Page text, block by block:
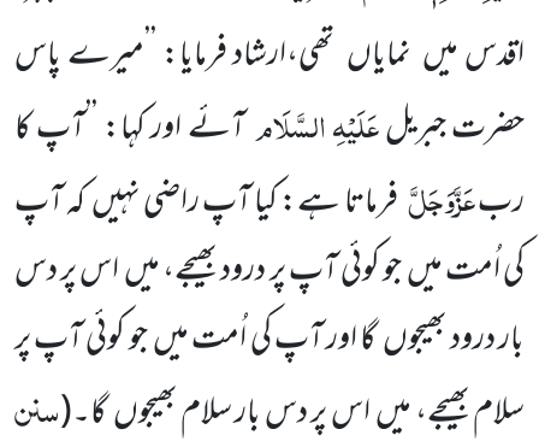
اقدس میں نمایاں تھی،ارشاد فرمایا: ’’میرے پاس
حضرت جبریلعَلَیْہِ السَّلَامآئے اور کہا: ’’آپ کا
ربعَزَّوَجَلَّفرماتا ہے: کیا آپ راضی نہیں کہ آپ
کی اُمت میں جو کوئی آپ پر درود بھیجے، میں اس پر دس
بار درود بھیجوں گا اور آپ کی اُمت میں جو کوئی آپ پر
سلام بھیجے، میں اس پر دس بار سلام بھیجوں گا۔(سنن